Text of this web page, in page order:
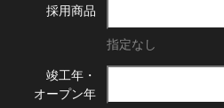
採用商品
指定なし
竣工年・
オープン年